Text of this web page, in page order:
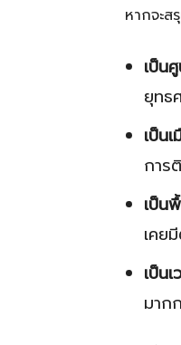
หากจะส
เป็น
ยุทธ
เป็น
การ
เป็น
เคย
เป็น
มาก